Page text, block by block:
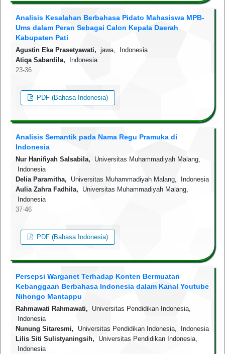
Analisis Kesalahan Berbahasa Pidato Mahasiswa MPB-
Ums dalam Peran Sebagai Calon Kepala Daerah
Kabupaten Pati
Agustin Eka Prasetyawati, jawa, Indonesia
Atiqa Sabardila, Indonesia
23-36
PDF (Bahasa Indonesia)
Analisis Semantik pada Nama Regu Pramuka di
Indonesia
Nur Hanifiyah Salsabila, Universitas Muhammadiyah Malang,
Indonesia
Delia Paramitha, Universitas Muhammadiyah Malang, Indonesia
Aulia Zahra Fadhila, Universitas Muhammadiyah Malang,
Indonesia
37-46
PDF (Bahasa Indonesia)
Persepsi Warganet Terhadap Konten Bermuatan
Kebanggaan Berbahasa Indonesia dalam Kanal Youtube
Nihongo Mantappu
Rahmawati Rahmawati, Universitas Pendidikan Indonesia,
Indonesia
Nunung Sitaresmi, Universitas Pendidikan Indonesia, Indonesia
Lilis Siti Sulistyaningsih, Universitas Pendidikan Indonesia,
Indonesia